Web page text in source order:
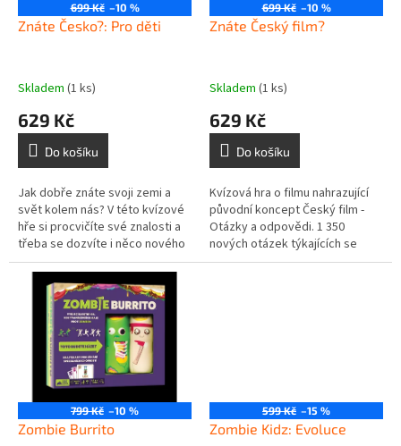
699 Kč –10 %
Znáte Česko?: Pro děti
Skladem (1 ks)
629 Kč
Do košíku
Jak dobře znáte svoji zemi a
svět kolem nás? V této kvízové
hře si procvičíte své znalosti a
třeba se dozvíte i něco nového
o České republice. Zábavu si
mohou užít jak prvňáčci,...
699 Kč –10 %
Znáte Český film?
Skladem (1 ks)
629 Kč
Do košíku
Kvízová hra o filmu nahrazující
původní koncept Český film -
Otázky a odpovědi. 1 350
nových otázek týkajících se
světa českého filmu, které jsou
799 Kč –10 %
Zombie Burrito
599 Kč –15 %
Zombie Kidz: Evoluce